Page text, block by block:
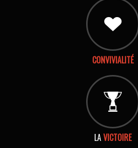
CONVIVIALITÉ
LAVICTOIRE